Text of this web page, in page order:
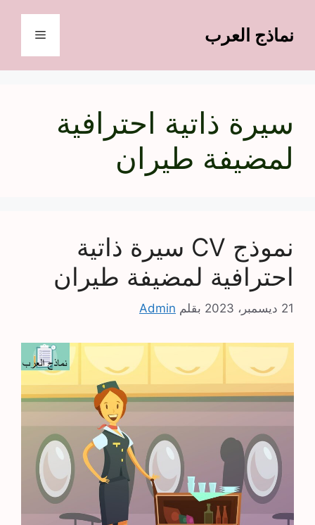
المحتوىنماذج العرب القائمة
سيرة ذاتية احترافية
لمضيفة طيران
نموذج CV سيرة ذاتية
احترافية لمضيفة طيران
21 ديسمبر، 2023 بقلم Admin